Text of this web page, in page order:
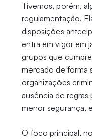
Tivemos, porém,
regulamentação.
disposições
entra em vigor em
grupos que
mercado de forma
organizações
ausência de
menor segurança,
O foco principal,